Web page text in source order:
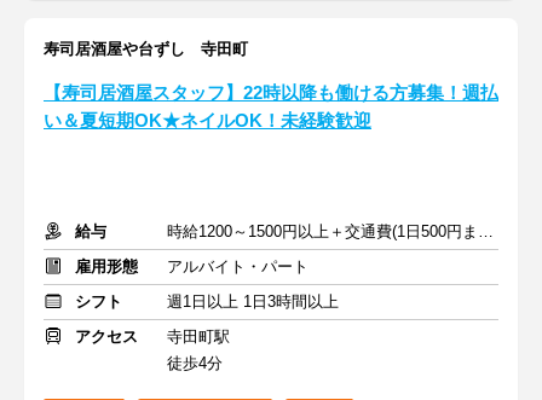
寿司居酒屋や台ずし 寺田町
【寿司居酒屋スタッフ】22時以降も働ける方募集！週払
い＆夏短期OK★ネイルOK！未経験歓迎
給与
時給1200～1500円以上＋交通費(1日500円まで※定期のある方も)
雇用形態
アルバイト・パート
シフト
週1日以上 1日3時間以上
アクセス
寺田町駅
徒歩4分